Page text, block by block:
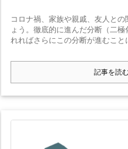
コロナ禍、家族や親戚、友人と
ょう。徹底的に進んだ分断（二
れればさらにこの分断が進むこと
記事を読